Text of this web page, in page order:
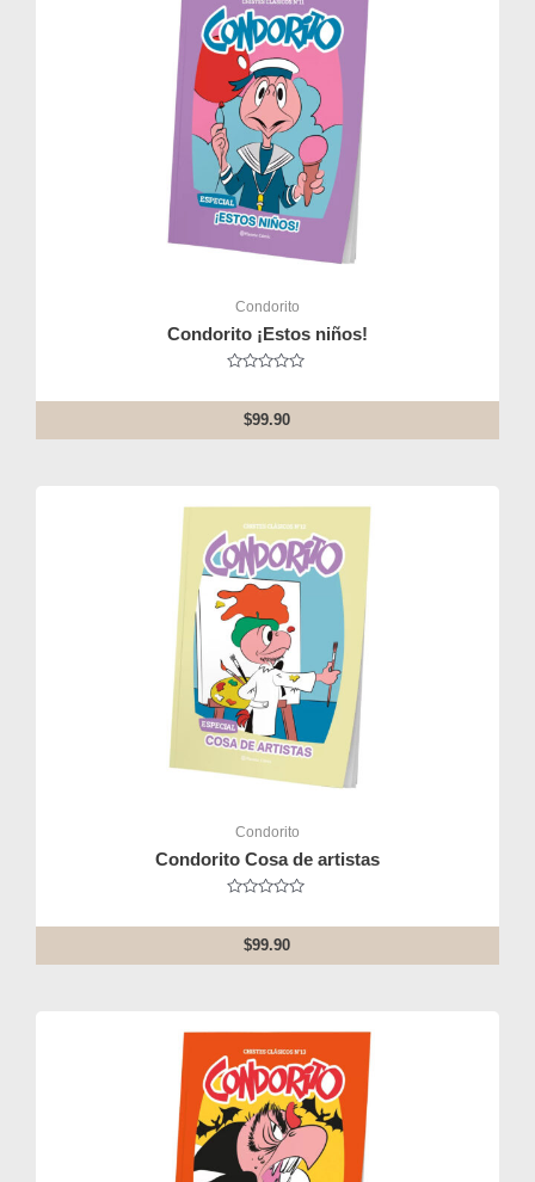
Condorito
Condorito ¡Estos niños!
out
5
$99.90
Condorito
Condorito Cosa de artistas
out
5
$99.90